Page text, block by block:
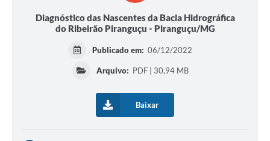
Diagnóstico das Nascentes da Bacia Hidrográfica
do Ribeirão Piranguçu - Piranguçu/MG
Publicado em: 06/12/2022
Arquivo: PDF | 30,94 MB
Baixar